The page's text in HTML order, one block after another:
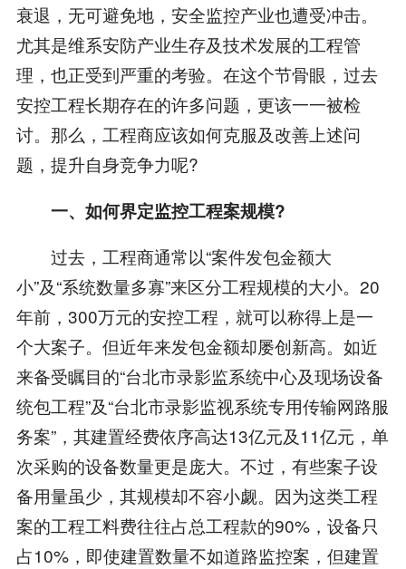
衰退，无可避免地，安全监控产业也遭受冲击。
尤其是维系安防产业生存及技术发展的工程管
理，也正受到严重的考验。在这个节骨眼，过去
安控工程长期存在的许多问题，更该一一被检
讨。那么，工程商应该如何克服及改善上述问
题，提升自身竞争力呢?
一、如何界定监控工程案规模?
过去，工程商通常以“案件发包金额大
小”及“系统数量多寡”来区分工程规模的大小。20
年前，300万元的安控工程，就可以称得上是一
个大案子。但近年来发包金额却屡创新高。如近
来备受瞩目的“台北市录影监系统中心及现场设备
统包工程”及“台北市录影监视系统专用传输网路服
务案”，其建置经费依序高达13亿元及11亿元，单
次采购的设备数量更是庞大。不过，有些案子设
备用量虽少，其规模却不容小觑。因为这类工程
案的工程工料费往往占总工程款的90%，设备只
占10%，即使建置数量不如道路监控案，但建置